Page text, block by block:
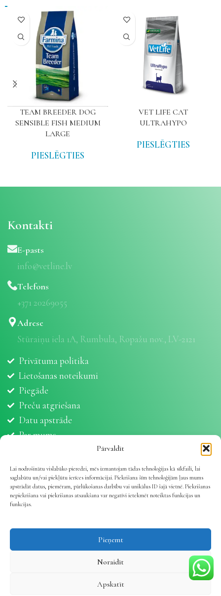
Pārvaldīt
Lai nodrošinātu vislabāko pieredzi, mēs izmantojam tādas tehnoloģijas kā sīkfaili, lai
saglabātu un/vai piekļūtu ierīces informācijai. Piekrišana šīm tehnoloģijām ļaus mums
apstrādāt datus, piemēram, pārlūkošanas darbību vai unikālus ID šajā vietnē. Piekrišanas
nepiekrišana vai piekrišanas atsaukšana var negatīvi ietekmēt noteiktas funkcijas un
funkcijas.
Pieņemt
Noraidīt
Apskatīt
TEAM BREEDER DOG
SENSIBLE FISH MEDIUM
LARGE
PIESLĒGTIES
VET LIFE CAT
ULTRAHYPO
PIESLĒGTIES
Kontakti
E-pasts
info@vetline.lv
Telefons
+371 20269055
Adrese
Stūraiņu iela 1A, Rumbula, Ropažu nov., LV-2121
Privātuma politika
Lietošanas noteikumi
Piegāde
Preču atgriešana
Datu apstrāde
Par mums
Sīkdatnes